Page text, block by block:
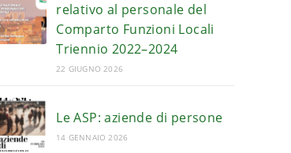
relativo al personale del
Comparto Funzioni Locali
Triennio 2022–2024
22 GIUGNO 2026
Le ASP: aziende di persone
14 GENNAIO 2026